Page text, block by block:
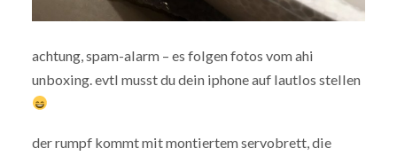
achtung, spam-alarm – es folgen fotos vom ahi
unboxing. evtl musst du dein iphone auf lautlos stellen
der rumpf kommt mit montiertem servobrett, die